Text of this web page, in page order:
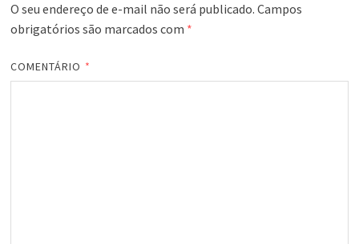
O seu endereço de e-mail não será publicado. Campos
obrigatórios são marcados com *
COMENTÁRIO *